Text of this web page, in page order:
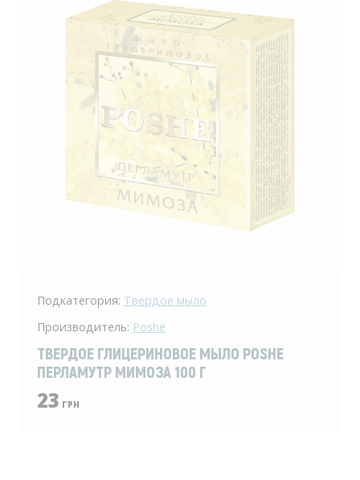
Подкатегория: Твердое мыло
Производитель: Poshe
ТВЕРДОЕ ГЛИЦЕРИНОВОЕ МЫЛО POSHE
ПЕРЛАМУТР МИМОЗА 100 Г
23 ГРН